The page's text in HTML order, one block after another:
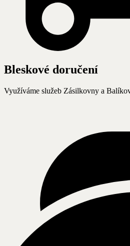
Bleskové doručení
Využíváme služeb Zásilkovny a